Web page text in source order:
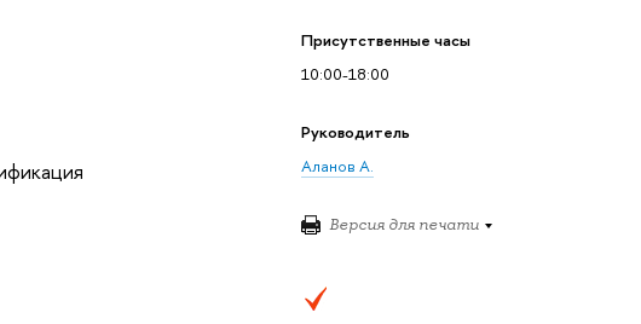
Присутственные часы
10:00-18:00
Руководитель
Аланов А.
Версия для печати